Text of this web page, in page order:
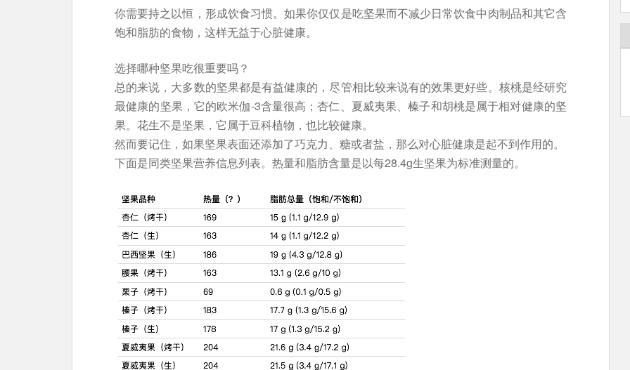
你需要持之以恒，形成饮食习惯。如果你仅仅是吃坚果而不减少日常饮食中肉制品和其它含
饱和脂肪的食物，这样无益于心脏健康。
选择哪种坚果吃很重要吗？
总的来说，大多数的坚果都是有益健康的，尽管相比较来说有的效果更好些。核桃是经研究
最健康的坚果，它的欧米伽-3含量很高；杏仁、夏威夷果、榛子和胡桃是属于相对健康的坚
果。花生不是坚果，它属于豆科植物，也比较健康。
然而要记住，如果坚果表面还添加了巧克力、糖或者盐，那么对心脏健康是起不到作用的。
下面是同类坚果营养信息列表。热量和脂肪含量是以每28.4g生坚果为标准测量的。